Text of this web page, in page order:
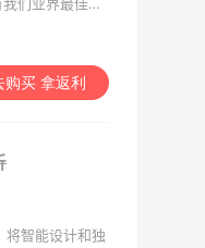
购买 拿返利
智能设计和独